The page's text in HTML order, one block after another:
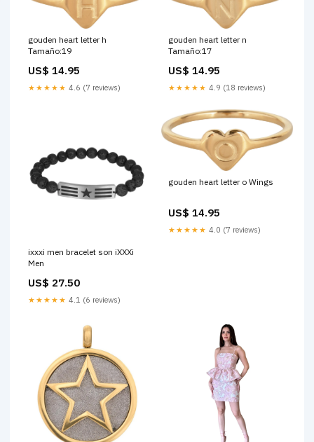
gouden heart letter h
Tamaño:19
US$ 14.95
★★★★★ 4.6 (7 reviews)
gouden heart letter n
Tamaño:17
US$ 14.95
★★★★★ 4.9 (18 reviews)
ixxxi men bracelet son iXXXi
Men
US$ 27.50
★★★★★ 4.1 (6 reviews)
gouden heart letter o Wings
US$ 14.95
★★★★★ 4.0 (7 reviews)